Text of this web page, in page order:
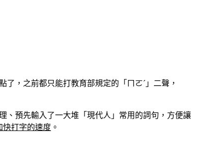
，之前都只能打教育部規定的「ㄇㄛˊ」二聲，
、預先輸入了一大堆「現代人」常用的詞句，方便讓
快打字的速度 。